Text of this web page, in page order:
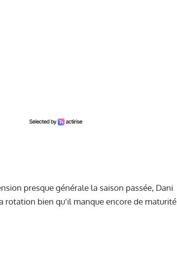
presque générale la saison passée, Dani
rotation bien qu'il manque encore de maturité